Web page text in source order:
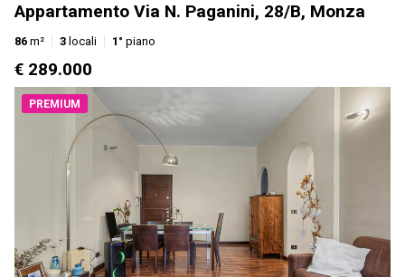
Appartamento Via N. Paganini, 28/B, Monza
86 m² 3 locali 1° piano
€ 289.000
PREMIUM